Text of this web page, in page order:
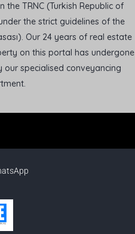
TRNC (Turkish Republic of
the strict guidelines of the
Our 24 years of real estate
on this portal has undergone
specialised conveyancing